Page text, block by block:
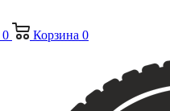
0 Корзина 0